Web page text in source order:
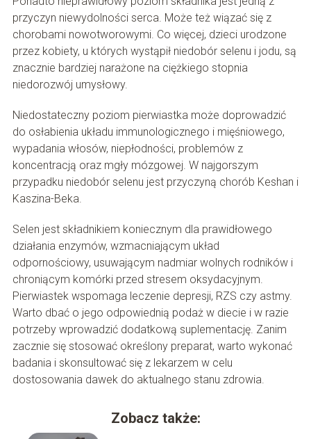
przyczyn niewydolności serca. Może też wiązać się z
chorobami nowotworowymi. Co więcej, dzieci urodzone
przez kobiety, u których wystąpił niedobór selenu i jodu, są
znacznie bardziej narażone na ciężkiego stopnia
niedorozwój umysłowy.
Niedostateczny poziom pierwiastka może doprowadzić
do osłabienia układu immunologicznego i mięśniowego,
wypadania włosów, niepłodności, problemów z
koncentracją oraz mgły mózgowej. W najgorszym
przypadku niedobór selenu jest przyczyną chorób Keshan i
Kaszina-Beka.
Selen jest składnikiem koniecznym dla prawidłowego
działania enzymów, wzmacniającym układ
odpornościowy, usuwającym nadmiar wolnych rodników i
chroniącym komórki przed stresem oksydacyjnym.
Pierwiastek wspomaga leczenie depresji, RZS czy astmy.
Warto dbać o jego odpowiednią podaż w diecie i w razie
potrzeby wprowadzić dodatkową suplementację. Zanim
zacznie się stosować określony preparat, warto wykonać
badania i skonsultować się z lekarzem w celu
dostosowania dawek do aktualnego stanu zdrowia.
Zobacz także: